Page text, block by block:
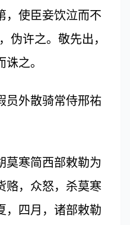
，使臣妾饮泣而不
伪许之。敬先出，
之。
外散骑常侍邢祐
寒简西部敕勒为
赂，众怒，杀莫寒
，四月，诸部敕勒